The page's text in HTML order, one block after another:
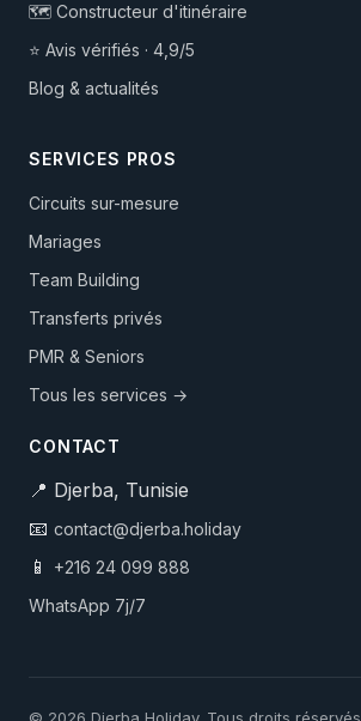
🗺️ Constructeur d'itinéraire
⭐ Avis vérifiés · 4,9/5
Blog & actualités
SERVICES PROS
Circuits sur-mesure
Mariages
Team Building
Transferts privés
PMR & Seniors
Tous les services →
CONTACT
📍 Djerba, Tunisie
📧 contact@djerba.holiday
📱
+216 24 099 888
WhatsApp 7j/7